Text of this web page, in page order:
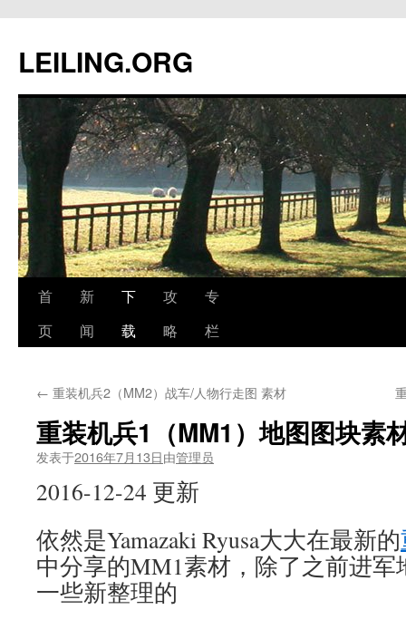
文
LEILING.ORG
首
页
新
闻
下
载
攻
略
专
栏
← 重装机兵2（MM2）战车/人物行走图 素材
重装机兵1（MM1）地图图块素
发表于2016年7月13日由管理员
2016-12-24 更新
依然是Yamazaki Ryusa大大在最新的
中分享的MM1素材，除了之前进
一些新整理的